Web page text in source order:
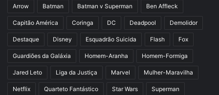
n
Arrow Batman Batman v Superman Ben Affleck
Capitão América Coringa DC Deadpool Demolidor
Destaque Disney Esquadrão Suicida Flash Fox
Guardiões da Galáxia Homem-Aranha Homem-Formiga
Jared Leto Liga da Justiça Marvel Mulher-Maravilha
Netflix Quarteto Fantástico Star Wars Superman